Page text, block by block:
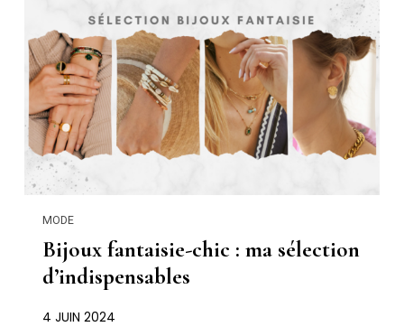
MODE
Bijoux fantaisie-chic : ma sélection
d’indispensables
4 JUIN 2024